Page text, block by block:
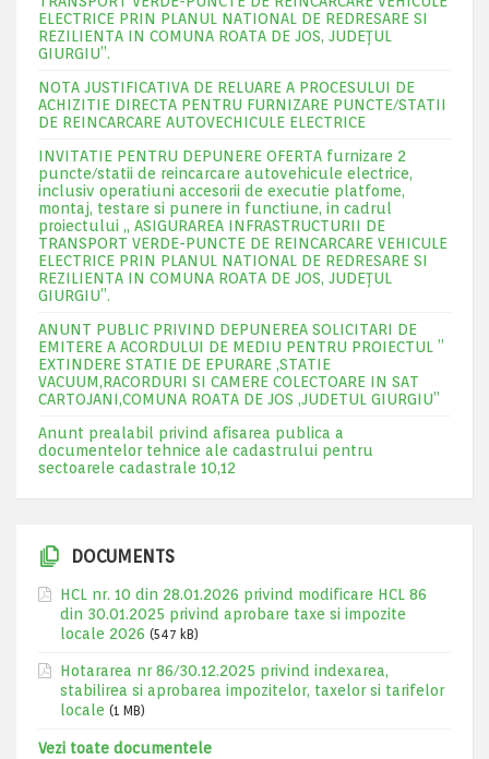
ELECTRICE PRIN PLANUL NATIONAL DE REDRESARE SI
REZILIENTA IN COMUNA ROATA DE JOS, JUDEŢUL
GIURGIU”.
NOTA JUSTIFICATIVA DE RELUARE A PROCESULUI DE
ACHIZITIE DIRECTA PENTRU FURNIZARE PUNCTE/STATII
DE REINCARCARE AUTOVECHICULE ELECTRICE
INVITATIE PENTRU DEPUNERE OFERTA furnizare 2
puncte/statii de reincarcare autovehicule electrice,
inclusiv operatiuni accesorii de executie platfome,
montaj, testare si punere in functiune, in cadrul
proiectului „ ASIGURAREA INFRASTRUCTURII DE
TRANSPORT VERDE-PUNCTE DE REINCARCARE VEHICULE
ELECTRICE PRIN PLANUL NATIONAL DE REDRESARE SI
REZILIENTA IN COMUNA ROATA DE JOS, JUDEŢUL
GIURGIU”.
ANUNT PUBLIC PRIVIND DEPUNEREA SOLICITARI DE
EMITERE A ACORDULUI DE MEDIU PENTRU PROIECTUL ”
EXTINDERE STATIE DE EPURARE ,STATIE
VACUUM,RACORDURI SI CAMERE COLECTOARE IN SAT
CARTOJANI,COMUNA ROATA DE JOS ,JUDETUL GIURGIU”
Anunt prealabil privind afisarea publica a
documentelor tehnice ale cadastrului pentru
sectoarele cadastrale 10,12
DOCUMENTS
HCL nr. 10 din 28.01.2026 privind modificare HCL 86
din 30.01.2025 privind aprobare taxe si impozite
locale 2026 (547 kB)
Hotararea nr 86/30.12.2025 privind indexarea,
stabilirea si aprobarea impozitelor, taxelor si tarifelor
locale (1 MB)
Vezi toate documentele